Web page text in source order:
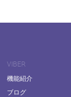
VIBER
機能紹介
ブログ